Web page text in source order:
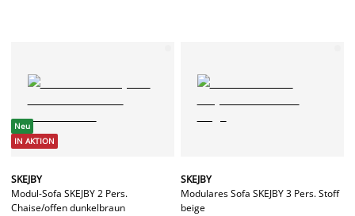
Neu
IN AKTION
SKEJBY
Modul-Sofa SKEJBY 2 Pers.
Chaise/offen dunkelbraun
SKEJBY
Modulares Sofa SKEJBY 3 Pers. Stoff
beige